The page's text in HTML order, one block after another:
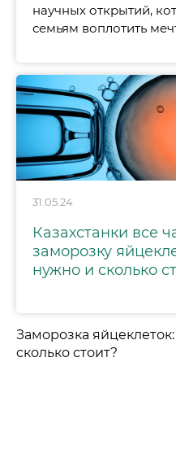
научных открытий,
семьям воплотить
31.05.24
Казахстанки все
заморозку
нужно и сколько
Заморозка
сколько стоит?